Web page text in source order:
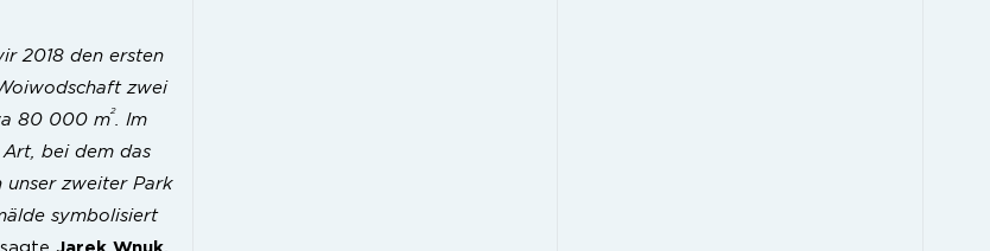
2018 den ersten
zwei
80 000 m2. Im
bei dem das
unser zweiter Park
symbolisiert